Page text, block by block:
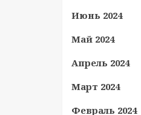
Июнь 2024
Май 2024
Апрель 2024
Март 2024
Февраль 2024